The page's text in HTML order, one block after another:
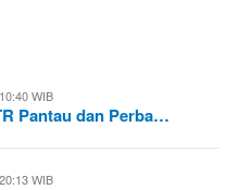
WIB
Pantau dan Perba…
WIB